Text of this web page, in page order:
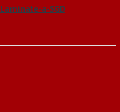
Laminate-a-SGD